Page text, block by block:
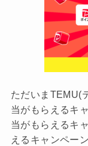
ただいまTEMU(
当がもらえるキ
当がもらえるキ
えるキャンペー